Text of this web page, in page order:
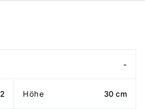
-
Höhe 30 cm